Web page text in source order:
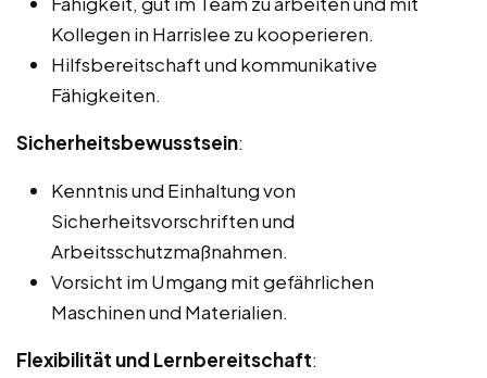
Kollegen in Harrislee zu kooperieren.
Hilfsbereitschaft und kommunikative
Fähigkeiten.
Sicherheitsbewusstsein:
Kenntnis und Einhaltung von
Sicherheitsvorschriften und
Arbeitsschutzmaßnahmen.
Vorsicht im Umgang mit gefährlichen
Maschinen und Materialien.
Flexibilität und Lernbereitschaft: